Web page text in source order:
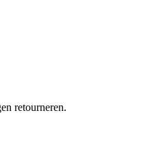
retourneren.